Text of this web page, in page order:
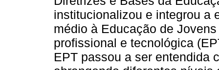
institucionalizou e integrou a
médio à Educação de
profissional e tecnológica
EPT passou a ser entendida